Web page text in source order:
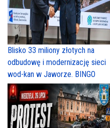
Blisko 33 miliony złotych na
odbudowę i modernizację sieci
wod-kan w Jaworze. BINGO